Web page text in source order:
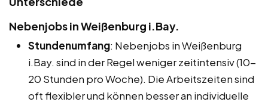
Nebenjobs in Weißenburg i.Bay.
Stundenumfang: Nebenjobs in Weißenburg
i.Bay. sind in der Regel weniger zeitintensiv (10-
20 Stunden pro Woche). Die Arbeitszeiten sind
oft flexibler und können besser an individuelle